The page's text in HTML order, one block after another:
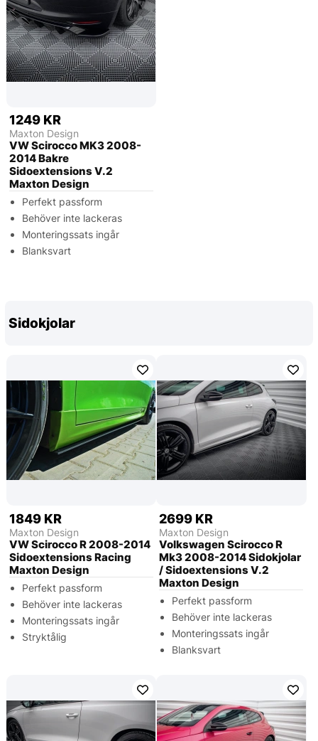
1249 KR
Maxton Design
VW Scirocco MK3 2008-
2014 Bakre
Sidoextensions V.2
Maxton Design
Perfekt passform
Behöver inte lackeras
Monteringssats ingår
Blanksvart
Sidokjolar
1849 KR
Maxton Design
VW Scirocco R 2008-2014
Sidoextensions Racing
Maxton Design
Perfekt passform
Behöver inte lackeras
Monteringssats ingår
Stryktålig
2699 KR
Maxton Design
Volkswagen Scirocco R
Mk3 2008-2014 Sidokjolar
/ Sidoextensions V.2
Maxton Design
Perfekt passform
Behöver inte lackeras
Monteringssats ingår
Blanksvart